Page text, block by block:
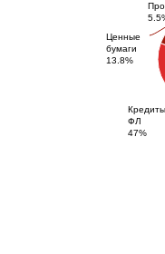
Кредиты
ФЛ
47%
Ценные
бумаги
13.8%